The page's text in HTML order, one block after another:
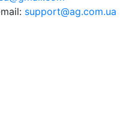
support@ag.com.ua